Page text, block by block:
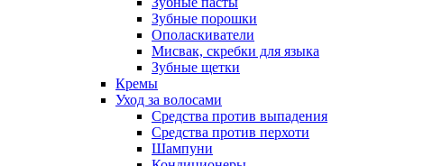
Зубные порошки
Ополаскиватели
Мисвак, скребки для языка
Зубные щетки
Кремы
Уход за волосами
Средства против выпадения
Средства против перхоти
Шампуни